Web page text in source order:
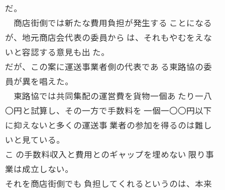
だ。
商店街側では新たな費用負担が発生する ことになる
が、地元商店会代表の委員から は、それもやむをえな
いと容認する意見も出 た。
だが、この案に運送事業者側の代表であ る東路協の委
員が異を唱えた。
東路協では共同集配の運営費を貨物一個あ たり一八
〇円と試算し、その一方で手数料を 一個一〇〇円以下
に抑えないと多くの運送事 業者の参加を得るのは難し
いと見ている。
こ の手数料収入と費用とのギャップを埋めない 限り事
業は成立しない。
それを商店街側でも 負担してくれるというのは、本来